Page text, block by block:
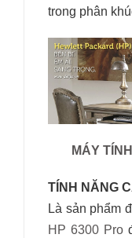
trong phân
MÁY
TÍNH NĂNG
Là sản phẩm
HP 6300 Pro